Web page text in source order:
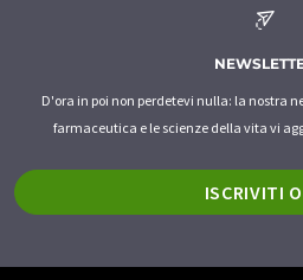
D'ora in poi non perdetevi nulla: la nostra
farmaceutica e le scienze della vita vi
ISCRIVITI